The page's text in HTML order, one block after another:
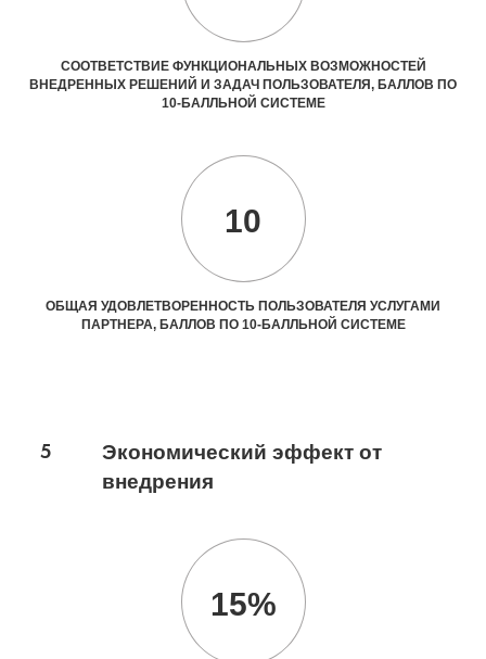
СООТВЕТСТВИЕ ФУНКЦИОНАЛЬНЫХ ВОЗМОЖНОСТЕЙ
ВНЕДРЕННЫХ РЕШЕНИЙ И ЗАДАЧ ПОЛЬЗОВАТЕЛЯ, БАЛЛОВ ПО
10-БАЛЛЬНОЙ СИСТЕМЕ
10
ОБЩАЯ УДОВЛЕТВОРЕННОСТЬ ПОЛЬЗОВАТЕЛЯ УСЛУГАМИ
ПАРТНЕРА, БАЛЛОВ ПО 10-БАЛЛЬНОЙ СИСТЕМЕ
5
Экономический эффект от
внедрения
15%